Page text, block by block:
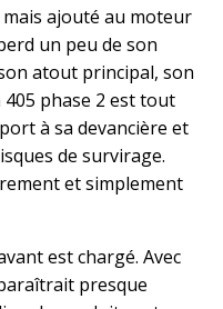
mais ajouté au moteur
un peu de son
atout principal, son
405 phase 2 est tout
à sa devancière et
de survirage.
et simplement
est chargé. Avec
presque